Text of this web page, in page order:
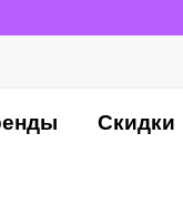
Скидки